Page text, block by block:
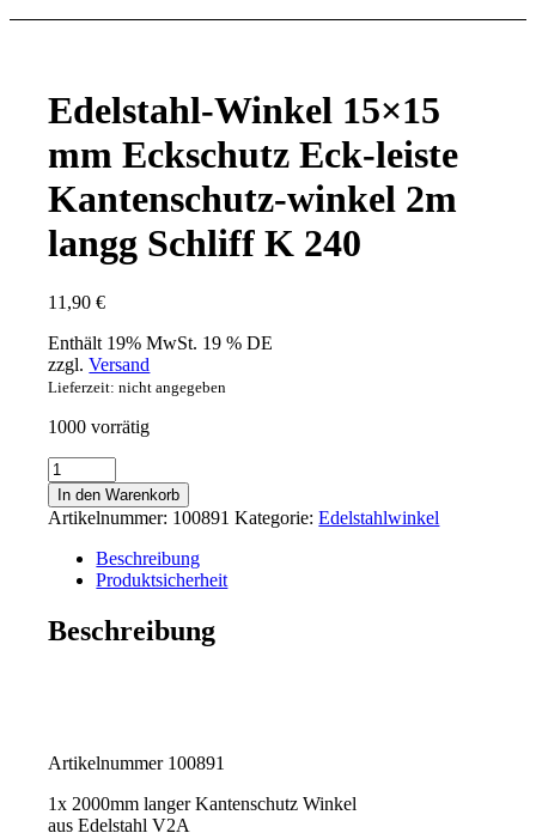
Edelstahl-Winkel 15×15
mm Eckschutz Eck-leiste
Kantenschutz-winkel 2m
langg Schliff K 240
11,90€
Enthält 19% MwSt. 19 % DE
zzgl.Versand
Lieferzeit: nicht angegeben
1000 vorrätig
Edelstahl-
Winkel
15x15
mm
Eckschutz
Eck-
Kantenschutz-
winkel
Menge
In den Warenkorb
Artikelnummer: 100891 Kategorie:Edelstahlwinkel
Beschreibung
Produktsicherheit
Beschreibung
Artikelnummer 100891
1x 2000mm langer Kantenschutz Winkel
aus Edelstahl V2A